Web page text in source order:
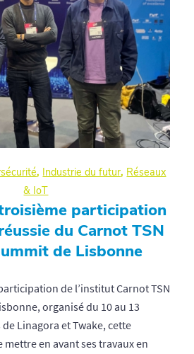
, Industrie du futur, Réseaux
& IoT
participation
du Carnot TSN
de Lisbonne
de l’institut Carnot TSN
organisé du 10 au 13
Linagora et Twake, cette
mettre en avant ses travaux en